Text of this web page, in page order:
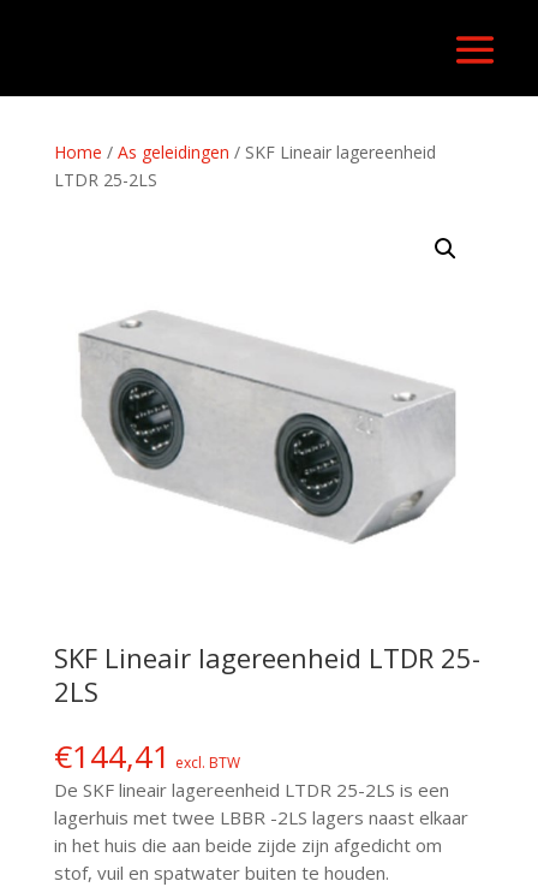
Home / As geleidingen / SKF Lineair lagereenheid
LTDR 25-2LS
SKF Lineair lagereenheid LTDR 25-
2LS
€144,41 excl. BTW
De SKF lineair lagereenheid LTDR 25-2LS is een
lagerhuis met twee LBBR -2LS lagers naast elkaar
in het huis die aan beide zijde zijn afgedicht om
stof, vuil en spatwater buiten te houden.